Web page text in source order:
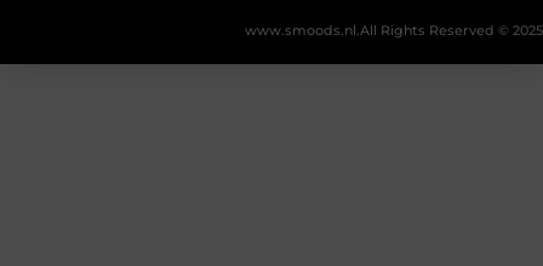
All Rights Reserved © 2025
www.smoods.nl.